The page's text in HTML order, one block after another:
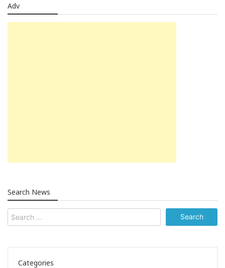
Adv
Search News
Categories